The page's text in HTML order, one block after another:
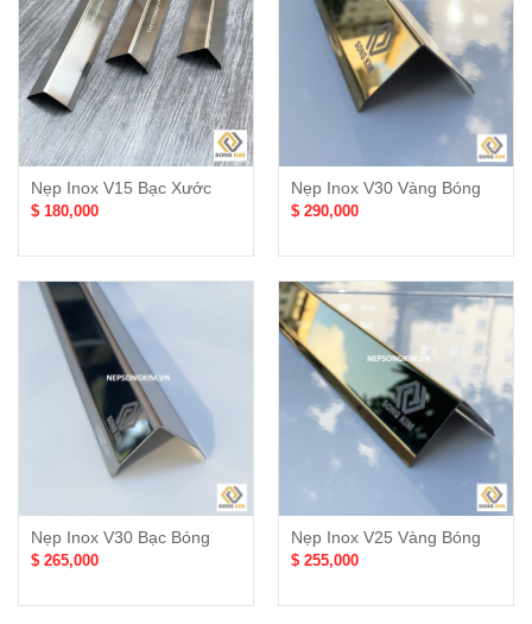
Nẹp Inox V15 Bạc Xước
$ 180,000
Nẹp Inox V30 Vàng Bóng
$ 290,000
Nẹp Inox V30 Bạc Bóng
$ 265,000
Nẹp Inox V25 Vàng Bóng
$ 255,000